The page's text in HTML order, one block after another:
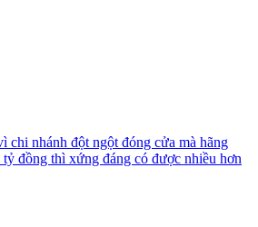
chi nhánh đột ngột đóng cửa mà hãng
đồng thì xứng đáng có được nhiều hơn